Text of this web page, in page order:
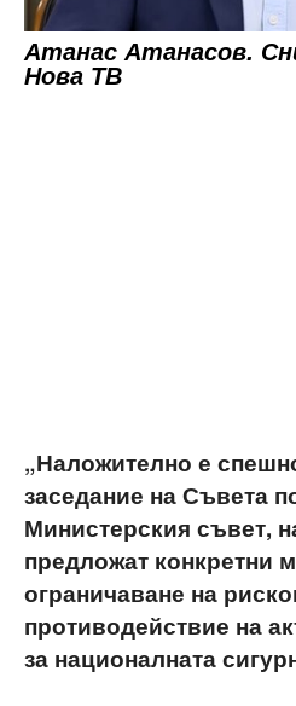
Атанас Атанасов.
Нова ТВ
„Наложително е
заседание на Съвета
Министерския съвет,
предложат конкретни
ограничаване на
противодействие на
за националната